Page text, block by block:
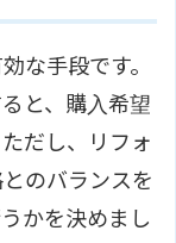
な手段です。
と、購入希望
だし、リフォ
のバランスを
かを決めまし